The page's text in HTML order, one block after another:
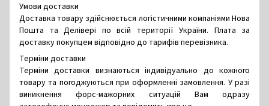
Умови доставки
Доставка товару здійснюється логістичними компаніями Нова
Пошта та Делівері по всій території України. Плата за
доставку покупцем відповідно до тарифів перевізника.
Терміни доставки
Терміни доставки визнаються індивідуально до кожного
товару та погоджуються при оформленні замовлення. У разі
виникнення форс-мажорних ситуацій Вам одразу